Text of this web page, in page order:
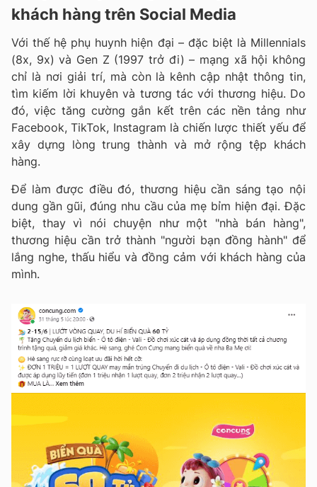
khách hàng trên Social Media
Với thế hệ phụ huynh hiện đại – đặc biệt là Millennials
(8x, 9x) và Gen Z (1997 trở đi) – mạng xã hội không
chỉ là nơi giải trí, mà còn là kênh cập nhật thông tin,
tìm kiếm lời khuyên và tương tác với thương hiệu. Do
đó, việc tăng cường gắn kết trên các nền tảng như
Facebook, TikTok, Instagram là chiến lược thiết yếu để
xây dựng lòng trung thành và mở rộng tệp khách
hàng.
Để làm được điều đó, thương hiệu cần sáng tạo nội
dung gần gũi, đúng nhu cầu của mẹ bỉm hiện đại. Đặc
biệt, thay vì nói chuyện như một "nhà bán hàng",
thương hiệu cần trở thành "người bạn đồng hành" để
lắng nghe, thấu hiểu và đồng cảm với khách hàng của
mình.